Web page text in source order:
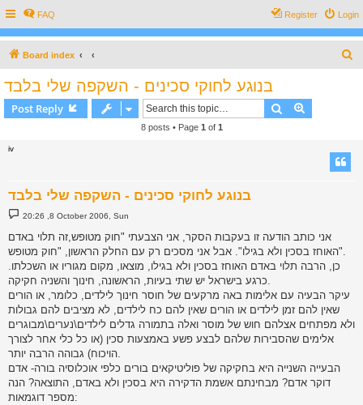
FAQ Login
Register
Board index
בנוגע לחוקי סכינים - השקפה שלי בלבד
Post Reply Search
8 posts • Page 1 of 1
iv
בנוגע לחוקי סכינים - השקפה שלי בלבד
P
o
t
20:26 ,8 October 2006, Sun
אני כותב הודעה זו בעקבות הסקר, אני הצבעתי "חוק מטופש,זה תלוי באדם
האוחז בסכין ולא בגילו". אבל אני מסכים רק עם החלק הראשון, "חוק מטופש".
כן, הרבה תלוי באדם האוחז בסכין ולא בגילו, מוצאו, מקום מגוריו או השכלתו.
כרגע בישראל יש שתי בעיות, הראשונה, חינוך והשניה חקיקה.
עיקר הבעיה עם אלימות באה מרקעים של חוסר חינוך לילדים, כלומר, או הורים
שאין להם זמן לילדים או הורים שאין להם כח לילדים, לא מציבים להם גבולות
ולא מפתחים אצלהם חוש של מוסר ואלה בתמורה גדלים לילדים\נערים\מבוגרים
אלימים שהסבירות שלהם לבצע פשע באמצעות סכין (או כל כלי אחר לצורך
הויכוח) גבוהה הרבה יותר.
הבעייה השנייה היא בחקיקה של פוליטיקאים בורים כלפי אוכלוסיה בורה- אדם
דוקר אדם? מבחינתם אשמת הדקירה היא בסכין ולא באדם, התוצאה? הנה
מספר דוגמאות: